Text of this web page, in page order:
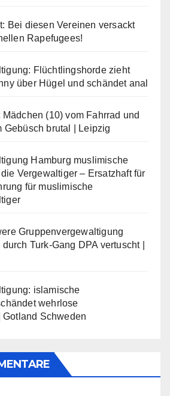
Bei diesen Vereinen versackt
Rapefugees!
Flüchtlingshorde zieht
über Hügel und schändet anal
(10) vom Fahrrad und
Gebüsch brutal | Leipzig
Hamburg muslimische
Vergewaltiger – Ersatzhaft für
für muslimische
Gruppenvergewaltigung
Turk-Gang DPA vertuscht |
islamische
wehrlose
Schweden